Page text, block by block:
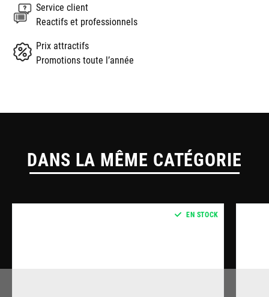
Service client
Reactifs et professionnels
Prix attractifs
Promotions toute l’année
DANS LA MÊME CATÉGORIE
EN STOCK